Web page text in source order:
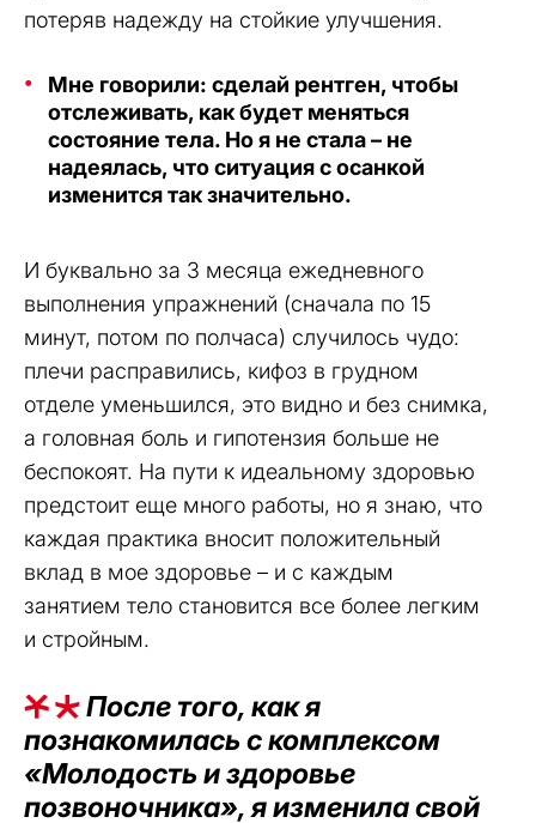
потеряв надежду на стойкие улучшения.
Мне говорили: сделай рентген, чтобы
отслеживать, как будет меняться
состояние тела. Но я не стала – не
надеялась, что ситуация с осанкой
изменится так значительно.
И буквально за 3 месяца ежедневного
выполнения упражнений (сначала по 15
минут, потом по полчаса) случилось чудо:
плечи расправились, кифоз в грудном
отделе уменьшился, это видно и без снимка,
а головная боль и гипотензия больше не
беспокоят. На пути к идеальному здоровью
предстоит еще много работы, но я знаю, что
каждая практика вносит положительный
вклад в мое здоровье – и с каждым
занятием тело становится все более легким
и стройным.
После того, как я
познакомилась с комплексом
«Молодость и здоровье
позвоночника», я изменила свой